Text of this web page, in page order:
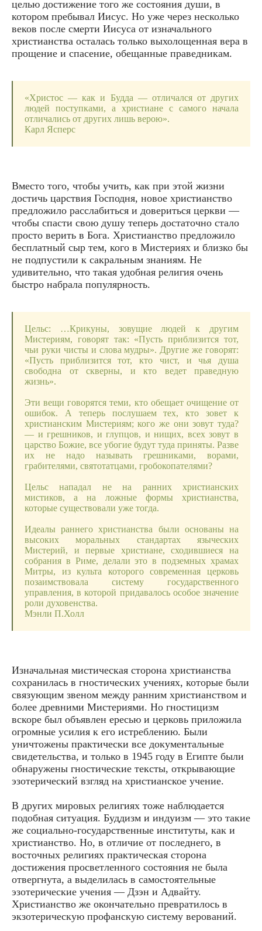
целью достижение того же состояния души, в
котором пребывал Иисус. Но уже через несколько
веков после смерти Иисуса от изначального
христианства осталась только выхолощенная вера в
прощение и спасение, обещанные праведникам.
«Христос — как и Будда — отличался от других
людей поступками, а христиане с самого начала
отличались от других лишь верою».
Карл Ясперс
Вместо того, чтобы учить, как при этой жизни
достичь царствия Господня, новое христианство
предложило расслабиться и довериться церкви —
чтобы спасти свою душу теперь достаточно стало
просто верить в Бога. Христианство предложило
бесплатный сыр тем, кого в Мистериях и близко бы
не подпустили к сакральным знаниям. Не
удивительно, что такая удобная религия очень
быстро набрала популярность.
Цельс: …Крикуны, зовущие людей к другим
Мистериям, говорят так: «Пусть приблизится тот,
чьи руки чисты и слова мудры». Другие же говорят:
«Пусть приблизится тот, кто чист, и чья душа
свободна от скверны, и кто ведет праведную
жизнь».
Эти вещи говорятся теми, кто обещает очищение от
ошибок. А теперь послушаем тех, кто зовет к
христианским Мистериям; кого же они зовут туда?
— и грешников, и глупцов, и нищих, всех зовут в
царство Божие, все убогие будут туда приняты. Разве
их не надо называть грешниками, ворами,
грабителями, святотатцами, гробокопателями?
Цельс нападал не на ранних христианских
мистиков, а на ложные формы христианства,
которые существовали уже тогда.
Идеалы раннего христианства были основаны на
высоких моральных стандартах языческих
Мистерий, и первые христиане, сходившиеся на
собрания в Риме, делали это в подземных храмах
Митры, из культа которого современная церковь
позаимствовала систему государственного
управления, в которой придавалось особое значение
роли духовенства.
Мэнли П.Холл
Изначальная мистическая сторона христианства
сохранилась в гностических учениях, которые были
связующим звеном между ранним христианством и
более древними Мистериями. Но гностицизм
вскоре был объявлен ересью и церковь приложила
огромные усилия к его истреблению. Были
уничтожены практически все документальные
свидетельства, и только в 1945 году в Египте были
обнаружены гностические тексты, открывающие
эзотерический взгляд на христианское учение.
В других мировых религиях тоже наблюдается
подобная ситуация. Буддизм и индуизм — это такие
же социально-государственные институты, как и
христианство. Но, в отличие от последнего, в
восточных религиях практическая сторона
достижения просветленного состояния не была
отвергнута, а выделилась в самостоятельные
эзотерические учения — Дзэн и Адвайту.
Христианство же окончательно превратилось в
экзотерическую профанскую систему верований.